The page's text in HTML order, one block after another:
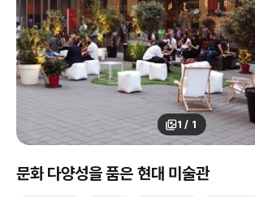
1 / 1
문화 다양성을 품은 현대 미술관